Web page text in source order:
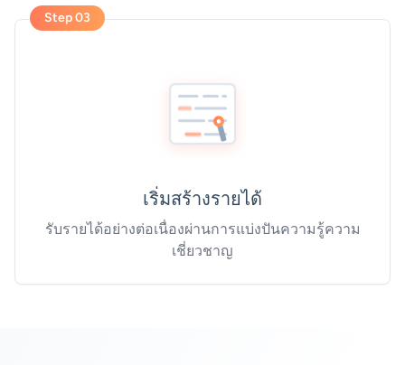
Step 03
เริ่มสร้างรายได้
รับรายได้อย่างต่อเนื่องผ่านการแบ่งปันความรู้ความ
เชี่ยวชาญ